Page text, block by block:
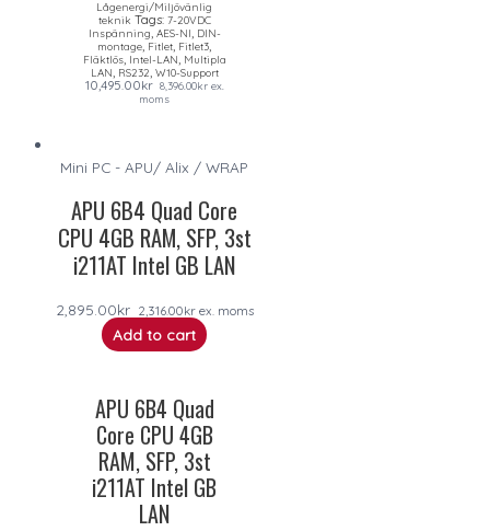
Lågenergi/Miljövänlig
teknik Tags: 7-20VDC
Inspänning AES-NI DIN-
montage Fitlet Fitlet3
Fläktlös, Intel-LAN Multipla
LAN RS232 W10-Support
10,495.00kr 8,396.00krex.
moms
Mini PC - APU/ Alix / WRAP
APU 6B4 Quad Core
CPU 4GB RAM, SFP, 3st
i211AT Intel GB LAN
2,895.00kr 2,316.00krex. moms
Add to cart
APU 6B4 Quad
Core CPU 4GB
RAM, SFP, 3st
i211AT Intel GB
LAN